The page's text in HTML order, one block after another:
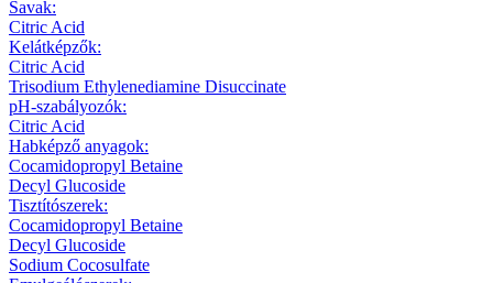
Savak:
Citric Acid
Kelátképzők:
Citric Acid
Trisodium Ethylenediamine Disuccinate
pH-szabályozók:
Citric Acid
Habképző anyagok:
Cocamidopropyl Betaine
Decyl Glucoside
Tisztítószerek:
Cocamidopropyl Betaine
Decyl Glucoside
Sodium Cocosulfate